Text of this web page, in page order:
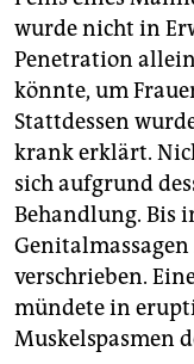
wurde nicht in
Penetration
könnte, um
Stattdessen
krank erklärt.
sich aufgrund
Behandlung. Bis
verschrieben.
mündete in
Muskelspasmen